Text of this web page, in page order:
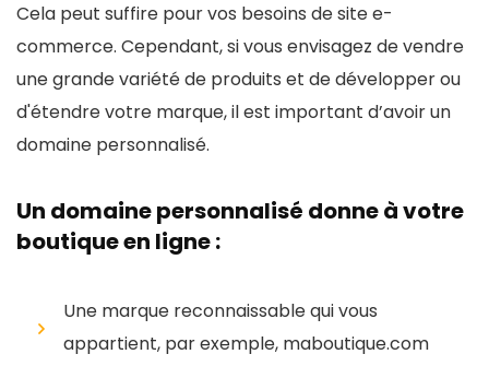
Cela peut suffire pour vos besoins de site e-
commerce. Cependant, si vous envisagez de vendre
une grande variété de produits et de développer ou
d'étendre votre marque, il est important d’avoir un
domaine personnalisé.
Un domaine personnalisé donne à votre
boutique en ligne :
Une marque reconnaissable qui vous
appartient, par exemple, maboutique.com